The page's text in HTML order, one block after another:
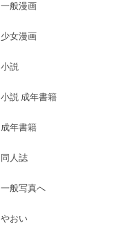
一般漫画
少女漫画
小説
小説 成年書籍
成年書籍
同人誌
一般写真へ
やおい